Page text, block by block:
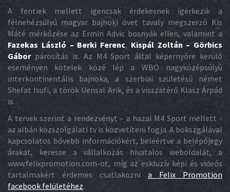
A fentiek mellett igencsak érdekesnek ígérkezik a
félnehézsúlyú magyar bajnoki övet tavaly megszerző Kis
Máté mérkőzése az Ermin Advic bosnyák ellen, valamint a
Fazekas László – Berki Ferenc, Kispál Zoltán – Görbics
Gáborpárosítás is. Az M4 Sport által képernyőre kerülő
eseményen kötelek közé lép a WBO nagyközépsúlyú
interkontinentális bajnoka, a szerbiai születésű német
Shefat Isufi, a török Uensal Arik, és a visszatérő Klasz Árpád
is.
A tervek szerint a rendezvényt – a hazai M4 Sport mellett -
az albán közszolgálati tv is közvetíteni fogja. A bokszgálával
kapcsolatos bővebb információkért, beleértve a belépőjegy
árakat, keresse a vállalkozás hivatalos weboldalát, a
www.felixpromotion.com-ot, míg az exkluzív képi és videós
tartalmakért érdemes csatlakozni a Felix Promotion
facebook felületéhez.